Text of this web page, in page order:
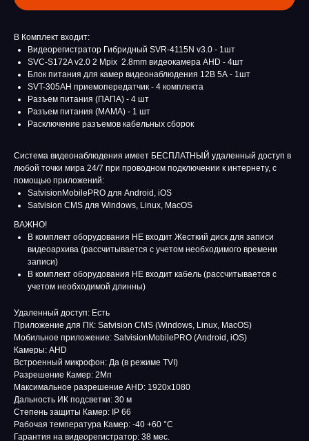
В Комплект входит:
Видеорегистратор Гибридный SVR-4115N v3.0 - 1шт
SVC-S172A v2.0 2 Mpix 2.8mm видеокамера AHD - 4шт
Блок питания для камер видеонаблюдения 12В 5А - 1шт
SVT-305AH приемопередатчик - 4 комплекта
Разъем питания (ПАПА) - 4 шт
Разъем питания (МАМА) - 1 шт
Расключение разъемов кабельных сборок
Система видеонаблюдения имеет БЕСПЛАТНЫЙ удаленный доступ в
любой точки мира 24/7 при проводном подключении к интернету, с
помощью приложений:
SatvisionMobilePRO для Android, iOS
Satvision CMS для Windows, Linux, MacOS
ВАЖНО!
В комплект оборудования НЕ входит Жесткий диск для записи
видеоархива (рассчитывается с учетом необходимого времени
записи)
В комплект оборудования НЕ входит кабель (рассчитывается с
учетом необходимой длинны)
Удаленный доступ: Есть
Приложение для ПК: Satvision CMS (Windows, Linux, MacOS)
Мобильное приложение: SatvisionMobilePRO (Android, iOS)
Камеры: AHD
Встроенный микрофон: Да (в режиме TVI)
Разрешение Камер: 2Мп
Максимальное разрешение AHD: 1920х1080
Дальность ИК подсветки: 30 м
Степень защиты Камер: IP 66
Рабочая температура Камер: -40 +60 °C
Гарантия на видеорегистратор: 38 мес.